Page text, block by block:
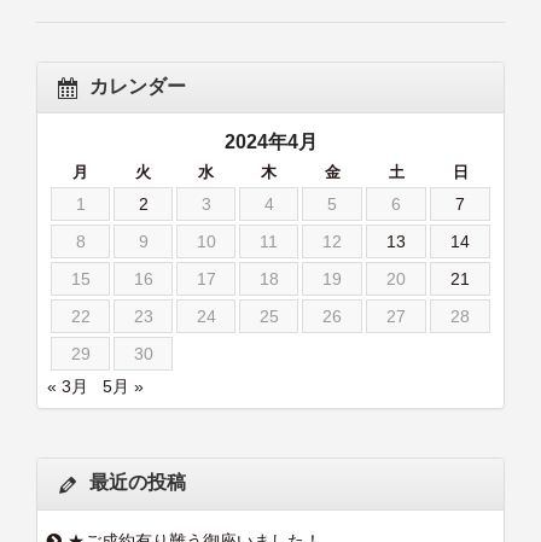
カレンダー
2024年4月
月 火 水 木 金 土 日
1 2 3 4 5 6
7
8
9 10 11 12 13
14
15
16 17 18 19 20
21
22
23 24 25 26 27
28
29
30
« 3月
5月 »
最近の投稿